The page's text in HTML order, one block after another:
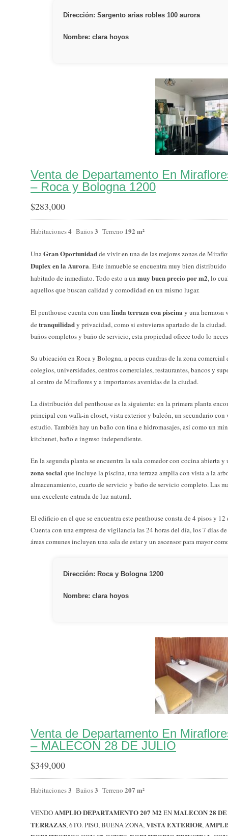
Dirección: Sargento arias robles 100 aurora
Nombre: clara hoyos
Venta de Departamento En
– Roca y Bologna 1200
$283,000
Habitaciones4 Baños3 Terreno 192 m²
UnaGran Oportunidadde vivir en una de las mejores zonas de
Duplex en la Aurora. Este inmueble se encuentra muy bien
habitado de inmediato. Todo esto a un muy buen precio por m2, lo
aquellos que buscan calidad y comodidad en un mismo lugar.
El penthouse cuenta con unalinda terraza con piscina y una hermosa
de tranquilidady privacidad, como si estuvieras apartado de la
baños completos y baño de servicio, esta propiedad ofrece todo lo
Su ubicación en Roca y Bologna, a pocas cuadras de la zona
colegios, universidades, centros comerciales, restaurantes, bancos y
al centro de Miraflores y a importantes avenidas de la ciudad.
La distribución del penthouse es la siguiente: en la primera planta
principal con walk-in closet, vista exterior y balcón, un secundario
estudio. También hay un baño con tina e hidromasajes, así como un
kitchenet, baño e ingreso independiente.
En la segunda planta se encuentra la sala comedor con cocina abierta
zona social que incluye la piscina, una terraza amplia con vista a la
almacenamiento, cuarto de servicio y baño de servicio completo. Las
una excelente entrada de luz natural.
El edificio en el que se encuentra este penthouse consta de 4 pisos y
Cuenta con una empresa de vigilancia las 24 horas del día, los 7 días
áreas comunes incluyen una sala de estar y un ascensor para mayor
Dirección: Roca y Bologna 1200
Nombre: clara hoyos
Venta de Departamento En
– MALECON 28 DE JULIO
$349,000
Habitaciones3 Baños3 Terreno 207 m²
VENDOAMPLIO DEPARTAMENTO 207 M2 ENMALECON 28
TERRAZAS, 6TO. PISO, BUENA ZONA,VISTA EXTERIOR,